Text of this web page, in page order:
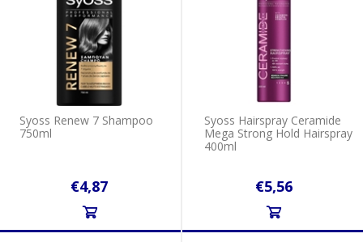
Syoss Renew 7 Shampoo
750ml
€4,87
Syoss Hairspray Ceramide
Mega Strong Hold Hairspray
400ml
€5,56